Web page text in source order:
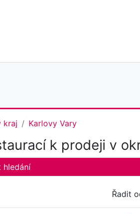
kraj Karlovy Vary
k prodeji v
hledání
Řadit